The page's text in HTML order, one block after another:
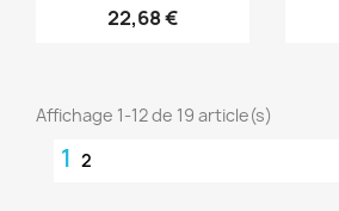
22,68 €
Affichage 1-12 de 19 article(s)
1 2